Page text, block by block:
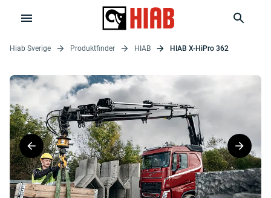
Hiab Sverige Produktfinder HIAB HIAB X-HiPro 362